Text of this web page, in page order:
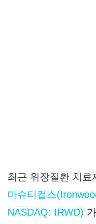
최근 위장질환 치료
마슈티컬스
NASDAQ: IRWD)